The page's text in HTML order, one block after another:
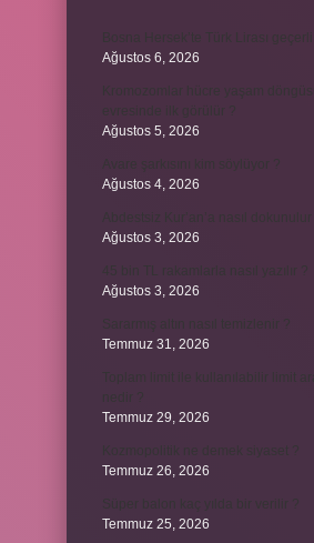
Ağustos 6, 2026
Ağustos 5, 2026
Ağustos 4, 2026
Ağustos 3, 2026
Ağustos 3, 2026
Temmuz 31, 2026
Temmuz 29, 2026
Temmuz 26, 2026
Temmuz 25, 2026